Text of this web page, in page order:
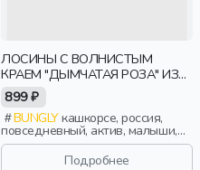
ЛОСИНЫ С ВОЛНИСТЫМ
КРАЕМ "ДЫМЧАТАЯ РОЗА" ИЗ
КАШКОРСЕ 0+
899 ₽
BUNGLYкашкорсе, россия,
повседневный, актив, малыши,
дети
Подробнее